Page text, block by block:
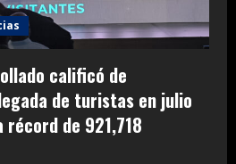
calificó de
de turistas en julio
de 921,718